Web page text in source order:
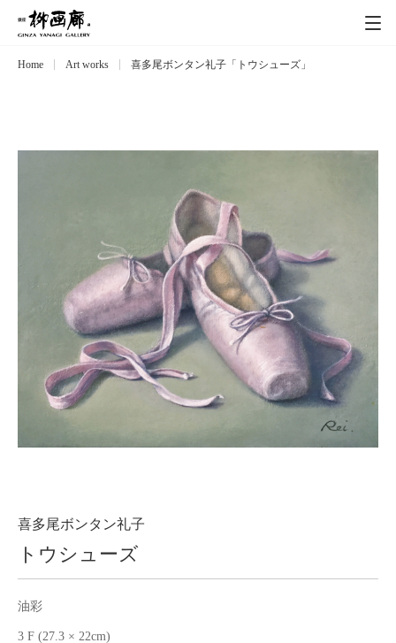
Exhibitions
Catalog カタログ
スケジュール
About 会社案内
Contact
Purchase assessment
Home Art works 喜多尾ボンタン礼子「トウシューズ」
喜多尾ボンタン礼子
トウシューズ
油彩
3 F (27.3 × 22cm)